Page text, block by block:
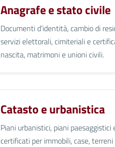
Anagrafe e stato civile
Documenti d’identità, cambio di
servizi elettorali, cimiteriali e
nascita, matrimoni e unioni civili.
Catasto e urbanistica
Piani urbanistici, piani
certificati per immobili, case, terreni